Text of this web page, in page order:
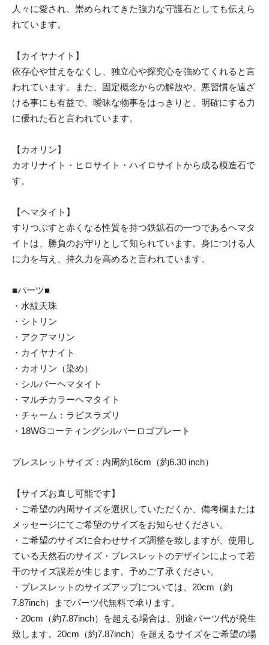
人々に愛され、崇められてきた強力な守護石としても伝えら
れています。
【カイヤナイト】
依存心や甘えをなくし、独立心や探究心を強めてくれると言
われています。また、固定概念からの解放や、悪習慣を遠ざ
ける事にも有益で、曖昧な物事をはっきりと、明確にする力
に優れた石と言われています。
【カオリン】
カオリナイト・ヒロサイト・ハイロサイトから成る模造石で
す。
【ヘマタイト】
すりつぶすと赤くなる性質を持つ鉄鉱石の一つであるヘマタ
イトは、勝負のお守りとして知られています。身につける人
に力を与え、持久力を高めると言われています。
■パーツ■
・水紋天珠
・シトリン
・アクアマリン
・カイヤナイト
・カオリン（染め）
・シルバーヘマタイト
・マルチカラーヘマタイト
・チャーム：ラピスラズリ
・18WGコーティングシルバーロゴプレート
ブレスレットサイズ：内周約16cm（約6.30 inch）
【サイズお直し可能です】
・ご希望の内周サイズを選択していただくか、備考欄または
メッセージにてご希望のサイズをお知らせください。
・ご希望のサイズに合わせサイズ調整を致しますが、使用し
ている天然石のサイズ・ブレスレットのデザインによって若
干のサイズ誤差が生じます。予めご了承ください。
・ブレスレットのサイズアップについては、20cm（約
7.87inch）までパーツ代無料で承ります。
・20cm（約7.87inch）を超える場合は、別途パーツ代が発生
致します。20cm（約7.87inch）を超えるサイズをご希望の場